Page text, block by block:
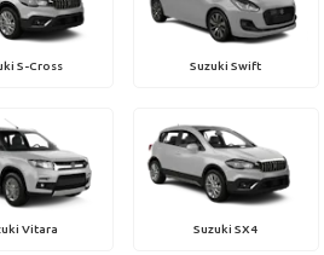
S-Cross Suzuki Swift
Vitara Suzuki SX4